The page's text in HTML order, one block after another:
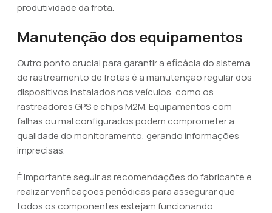
produtividade da frota.
Manutenção dos equipamentos
Outro ponto crucial para garantir a eficácia do sistema
de rastreamento de frotas é a manutenção regular dos
dispositivos instalados nos veículos, como os
rastreadores GPS e chips M2M. Equipamentos com
falhas ou mal configurados podem comprometer a
qualidade do monitoramento, gerando informações
imprecisas.
É importante seguir as recomendações do fabricante e
realizar verificações periódicas para assegurar que
todos os componentes estejam funcionando